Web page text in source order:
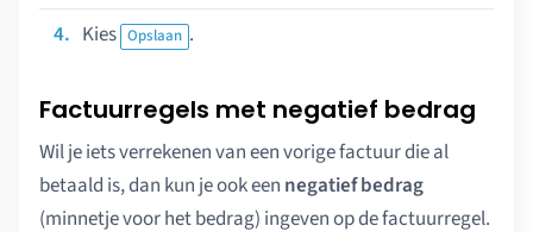
Kies Opslaan .
Factuurregels met negatief bedrag
Wil je iets verrekenen van een vorige factuur die al
betaald is, dan kun je ook een negatief bedrag
(minnetje voor het bedrag) ingeven op de factuurregel.